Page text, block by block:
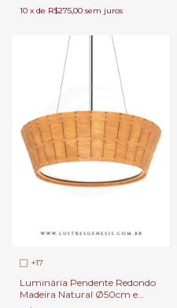
10 x de R$275,00 sem juros
+17
Luminária Pendente Redondo
Madeira Natural Ø50cm e